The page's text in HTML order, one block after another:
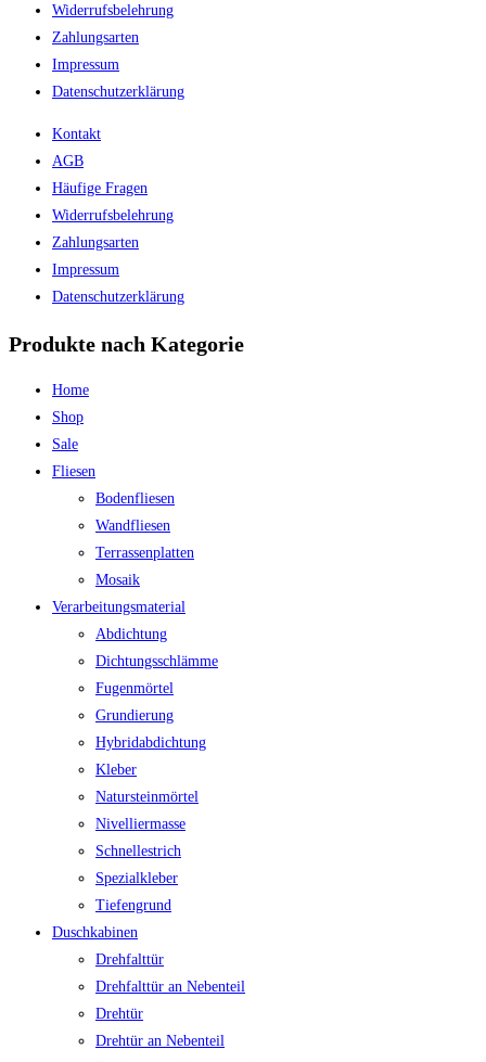
Widerrufsbelehrung
Zahlungsarten
Impressum
Datenschutzerklärung
Kontakt
AGB
Häufige Fragen
Widerrufsbelehrung
Zahlungsarten
Impressum
Datenschutzerklärung
Produkte nach Kategorie
Home
Shop
Sale
Fliesen
Bodenfliesen
Wandfliesen
Terrassenplatten
Mosaik
Verarbeitungsmaterial
Abdichtung
Dichtungsschlämme
Fugenmörtel
Grundierung
Hybridabdichtung
Kleber
Natursteinmörtel
Nivelliermasse
Schnellestrich
Spezialkleber
Tiefengrund
Duschkabinen
Drehfalttür
Drehfalttür an Nebenteil
Drehtür
Drehtür an Nebenteil